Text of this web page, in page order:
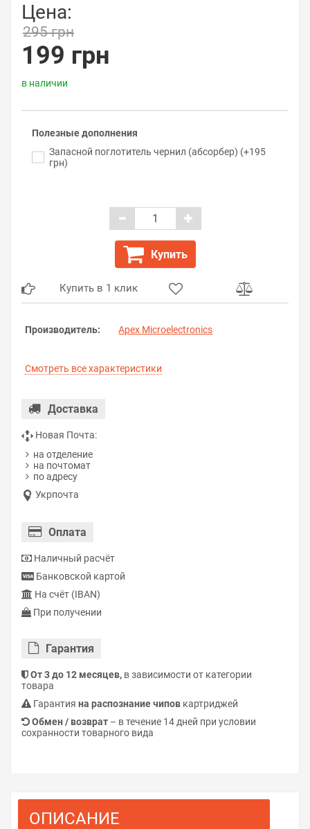
Цена:
295 грн
199 грн
в наличии
Полезные дополнения
Запасной поглотитель чернил (абсорбер) (+195
грн)
Купить
Купить в 1 клик
Производитель: Apex Microelectronics
Смотреть все характеристики
Доставка
Новая Почта:
на отделение
на почтомат
по адресу
Укрпочта
Оплата
Наличный расчёт
Банковской картой
На счёт (IBAN)
При получении
Гарантия
От 3 до 12 месяцев, в зависимости от категории
товара
Гарантия на распознание чипов картриджей
Обмен / возврат – в течение 14 дней при условии
сохранности товарного вида
ОПИСАНИЕ